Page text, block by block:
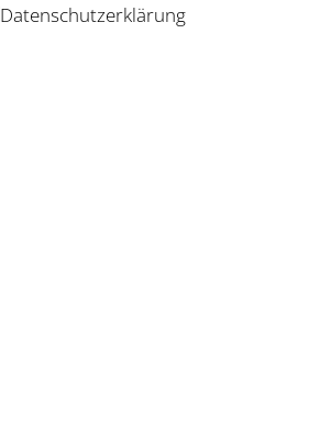
Datenschutzerklärung